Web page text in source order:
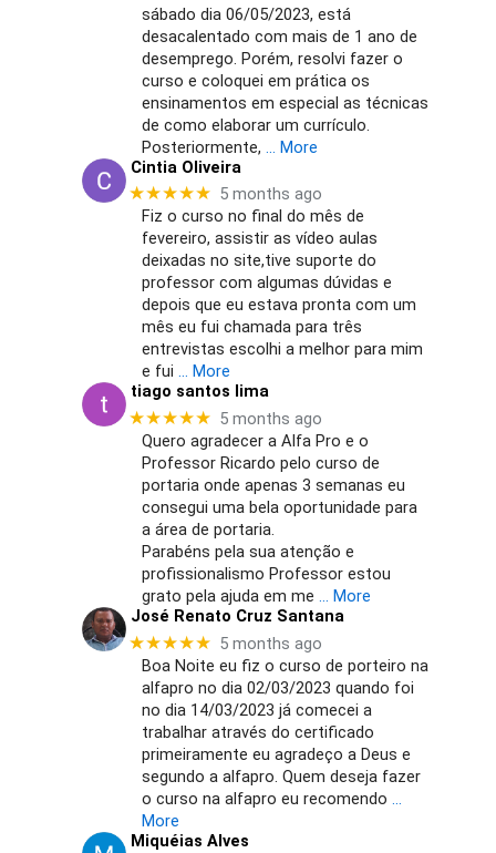
sábado dia 06/05/2023, está
desacalentado com mais de 1 ano de
desemprego. Porém, resolvi fazer o
curso e coloquei em prática os
ensinamentos em especial as técnicas
de como elaborar um currículo.
Posteriormente, … More
Cintia Oliveira
★★★★★ 5 months ago
Fiz o curso no final do mês de
fevereiro, assistir as vídeo aulas
deixadas no site,tive suporte do
professor com algumas dúvidas e
depois que eu estava pronta com um
mês eu fui chamada para três
entrevistas escolhi a melhor para mim
e fui … More
tiago santos lima
★★★★★ 5 months ago
Quero agradecer a Alfa Pro e o
Professor Ricardo pelo curso de
portaria onde apenas 3 semanas eu
consegui uma bela oportunidade para
a área de portaria.
Parabéns pela sua atenção e
profissionalismo Professor estou
grato pela ajuda em me … More
José Renato Cruz Santana
★★★★★ 5 months ago
Boa Noite eu fiz o curso de porteiro na
alfapro no dia 02/03/2023 quando foi
no dia 14/03/2023 já comecei a
trabalhar através do certificado
primeiramente eu agradeço a Deus e
segundo a alfapro. Quem deseja fazer
o curso na alfapro eu recomendo …
More
Miquéias Alves